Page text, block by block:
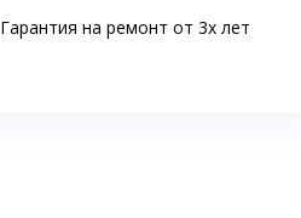
Гарантия на ремонт от 3х лет